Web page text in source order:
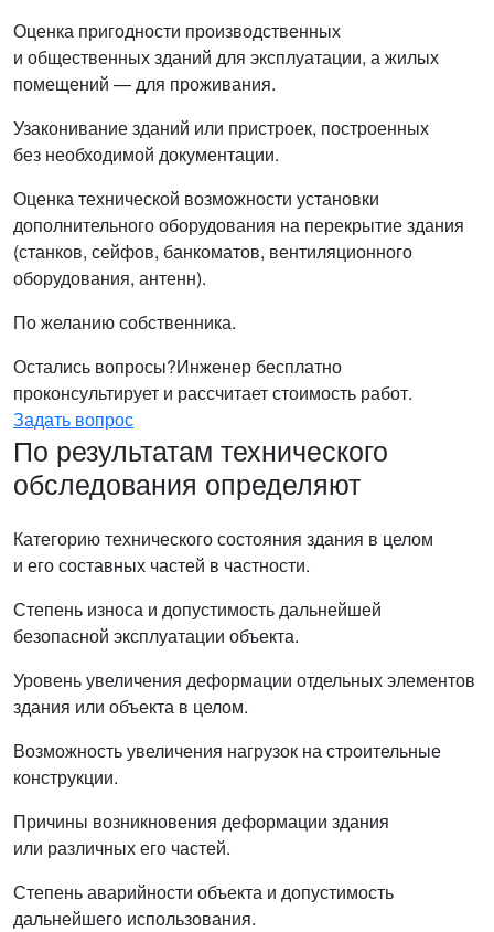
Оценка пригодности производственных
и общественных зданий для эксплуатации, а жилых
помещений — для проживания.
Узаконивание зданий или пристроек, построенных
без необходимой документации.
Оценка технической возможности установки
дополнительного оборудования на перекрытие здания
(станков, сейфов, банкоматов, вентиляционного
оборудования, антенн).
По желанию собственника.
Остались вопросы?Инженер бесплатно
проконсультирует и рассчитает стоимость работ.
Задать вопрос
По результатам технического
обследования определяют
Категорию технического состояния здания в целом
и его составных частей в частности.
Степень износа и допустимость дальнейшей
безопасной эксплуатации объекта.
Уровень увеличения деформации отдельных элементов
здания или объекта в целом.
Возможность увеличения нагрузок на строительные
конструкции.
Причины возникновения деформации здания
или различных его частей.
Степень аварийности объекта и допустимость
дальнейшего использования.